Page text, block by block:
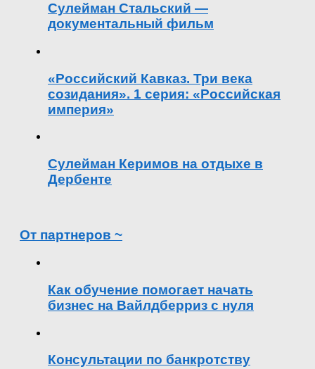
Сулейман Стальский —
документальный фильм
«Российский Кавказ. Три века
созидания». 1 серия: «Российская
империя»
Сулейман Керимов на отдыхе в
Дербенте
От партнеров ~
Как обучение помогает начать
бизнес на Вайлдберриз с нуля
Консультации по банкротству